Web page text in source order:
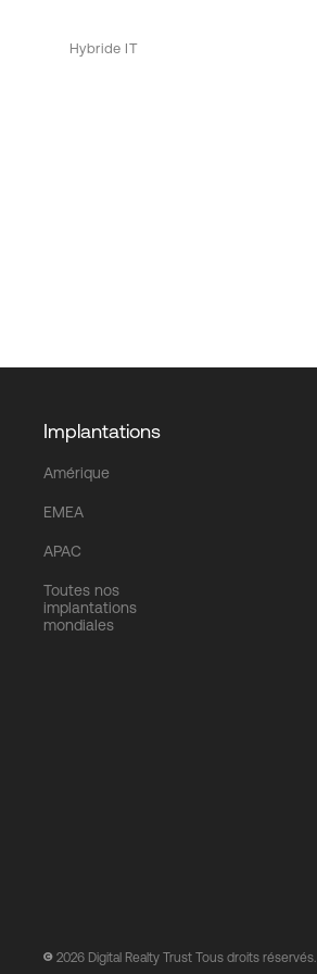
Hybride IT
Implantations
Amérique
EMEA
APAC
Toutes nos
implantations
mondiales
2026 Digital Realty Trust Tous droits réservés.